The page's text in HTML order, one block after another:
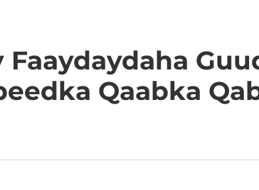
Faaydaydaha
Qaabka